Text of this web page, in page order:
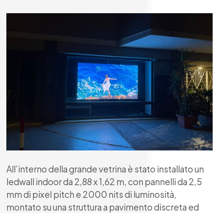
All’interno della grande vetrina è stato installato un
ledwall indoor da 2,88 x 1,62 m, con pannelli da 2,5
mm di pixel pitch e 2000 nits di luminosità,
montato su una struttura a pavimento discreta ed